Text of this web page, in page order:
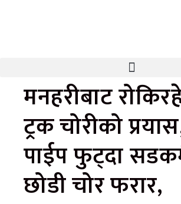
मनहरीबाट
ट्रक चोरीको
पाईप फुट्दा
छोडी चोर फरार,